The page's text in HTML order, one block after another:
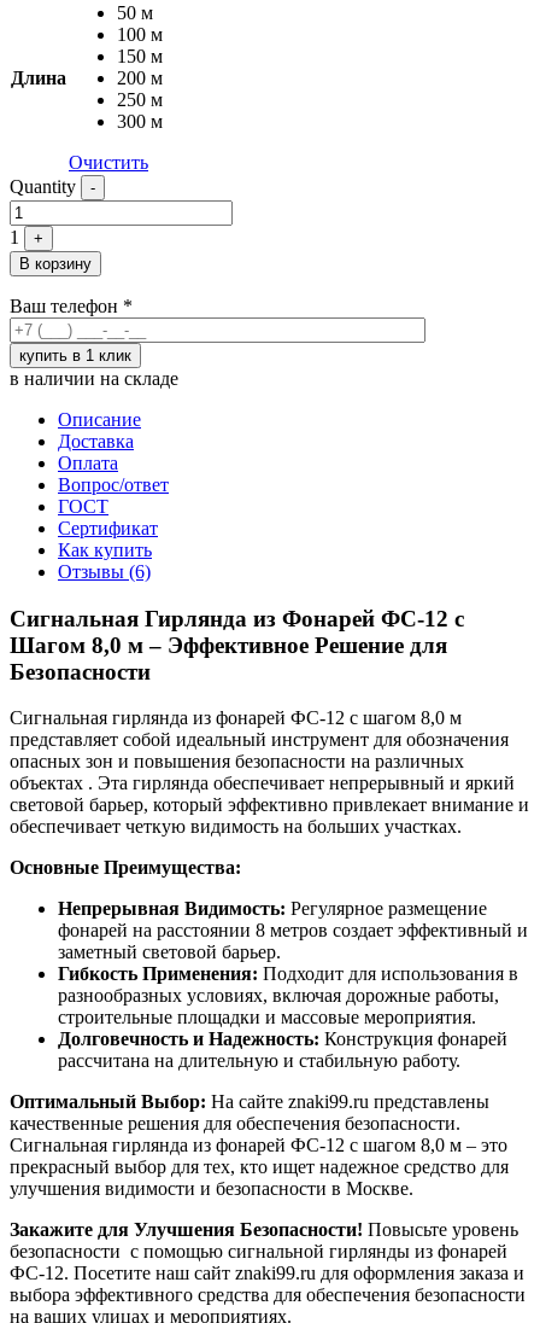
Длина
50 м
100 м
150 м
200 м
250 м
300 м
Очистить
Quantity
-
1
+
В корзину
Ваш телефон *
в наличии на складе
Описание
Доставка
Оплата
Вопрос/ответ
ГОСТ
Сертификат
Как купить
Отзывы (6)
Сигнальная Гирлянда из Фонарей ФС-12 с
Шагом 8,0 м – Эффективное Решение для
Безопасности
Сигнальная гирлянда из фонарей ФС-12 с шагом 8,0 м
представляет собой идеальный инструмент для обозначения
опасных зон и повышения безопасности на различных
объектах . Эта гирлянда обеспечивает непрерывный и яркий
световой барьер, который эффективно привлекает внимание и
обеспечивает четкую видимость на больших участках.
Основные Преимущества:
Непрерывная Видимость: Регулярное размещение
фонарей на расстоянии 8 метров создает эффективный и
заметный световой барьер.
Гибкость Применения: Подходит для использования в
разнообразных условиях, включая дорожные работы,
строительные площадки и массовые мероприятия.
Долговечность и Надежность: Конструкция фонарей
рассчитана на длительную и стабильную работу.
Оптимальный Выбор: На сайте znaki99.ru представлены
качественные решения для обеспечения безопасности.
Сигнальная гирлянда из фонарей ФС-12 с шагом 8,0 м – это
прекрасный выбор для тех, кто ищет надежное средство для
улучшения видимости и безопасности в Москве.
Закажите для Улучшения Безопасности! Повысьте уровень
безопасности с помощью сигнальной гирлянды из фонарей
ФС-12. Посетите наш сайт znaki99.ru для оформления заказа и
выбора эффективного средства для обеспечения безопасности
на ваших улицах и мероприятиях.